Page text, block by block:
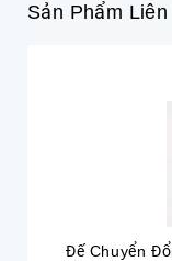
Sản Phẩm Liên
Đế Chuyển